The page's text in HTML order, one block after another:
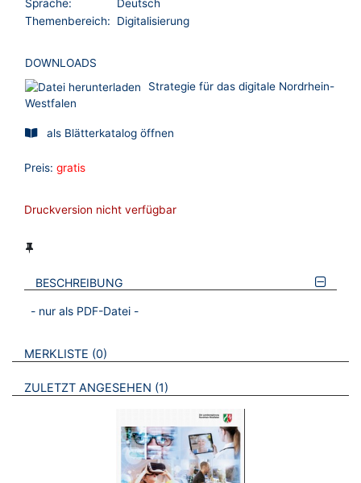
Sprache:
Deutsch
Themenbereich:
Digitalisierung
DOWNLOADS
Strategie für das digitale Nordrhein-
Westfalen
als Blätterkatalog öffnen
Preis: gratis
Druckversion nicht verfügbar
BESCHREIBUNG
- nur als PDF-Datei -
VERWEISE AUF VERMERKTE- ODER ZULETZT ANGESEHENE
MERKLISTE 0 BROSCHÜREN
ZULETZT ANGESEHEN 1 BROSCHÜREN